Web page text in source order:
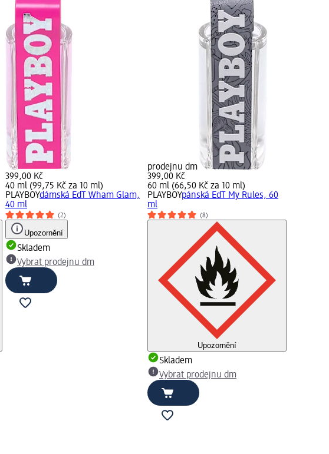
399,00 Kč
40 ml (99,75 Kč za 10 ml)
PLAYBOYdámská EdT Wham Glam,
40 ml
(2)
Upozornění
Skladem
Vybrat prodejnu dm
prodejnu dm
399,00 Kč
60 ml (66,50 Kč za 10 ml)
PLAYBOYpánská EdT My Rules, 60
ml
(8)
Upozornění
Skladem
Vybrat prodejnu dm